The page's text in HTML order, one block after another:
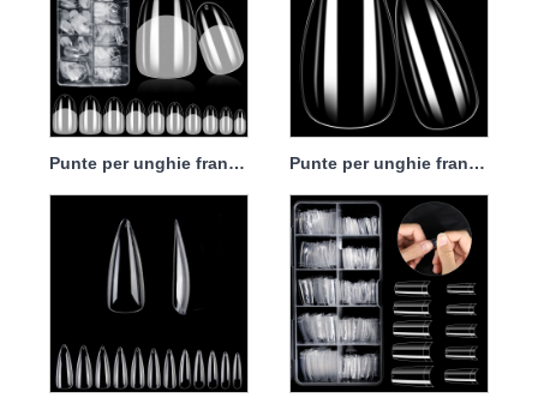
Punte per unghie francesi ovali Acrilico trasparente Punte per unghie francesi alla mandorla Acrilico trasparente